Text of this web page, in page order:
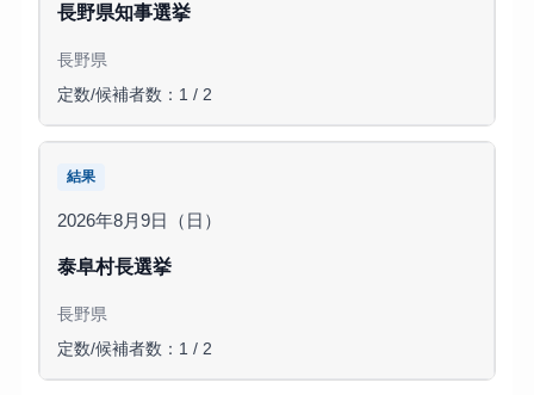
長野県知事選挙
長野県
定数/候補者数：1 / 2
結果
2026年8月9日（日）
泰阜村長選挙
長野県
定数/候補者数：1 / 2